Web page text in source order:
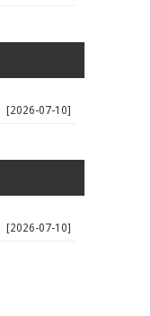
[2026-07-10]
[2026-07-10]